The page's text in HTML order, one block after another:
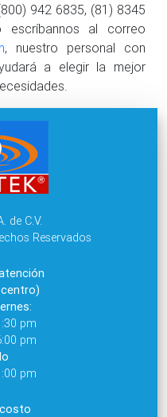
942 6835, (81) 8345
al correo
, nuestro personal con
a elegir la mejor
de C.V.
Reservados
pm
pm
pm